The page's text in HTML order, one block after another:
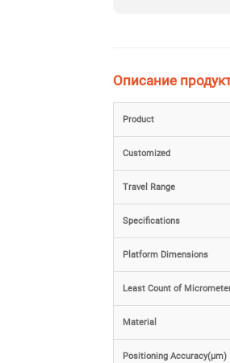
Описание
Product
Customized
Travel Range
Specifications
Platform Dimensions
Least Count of
Material
Positioning Accuracy(µm)